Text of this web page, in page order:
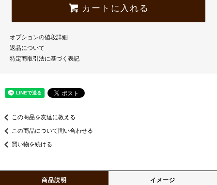
カートに入れる
オプションの値段詳細
返品について
特定商取引法に基づく表記
この商品を友達に教える
この商品について問い合わせる
買い物を続ける
商品説明 イメージ